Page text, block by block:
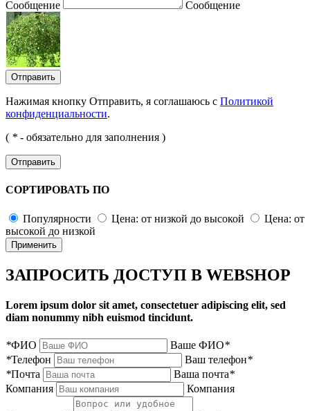
Сообщение Сообщение
Отправить
Нажимая кнопку Отправить, я соглашаюсь с Политикой
конфиденциальности.
( * - обязательно для заполнения )
Отправить
СОРТИРОВАТЬ ПО
Популярности Цена: от низкой до высокой
Цена: от
высокой до низкой
Применить
ЗАПРОСИТЬ ДОСТУП В WEBSHOP
Lorem ipsum dolor sit amet, consectetuer adipiscing elit, sed
diam nonummy nibh euismod tincidunt.
*ФИО Ваше ФИО*
*Телефон Ваш телефон*
*Почта Ваша почта*
Компания
Компания